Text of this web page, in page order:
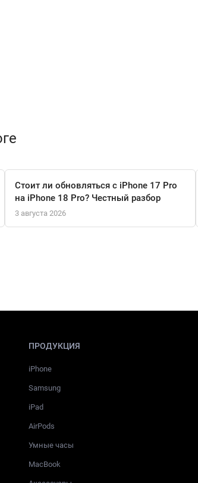
Стоит ли обновляться с iPhone 17 Pro
на iPhone 18 Pro? Честный разбор
3 августа 2026
ПРОДУКЦИЯ
iPhone
Samsung
iPad
AirPods
Умные часы
MacBook